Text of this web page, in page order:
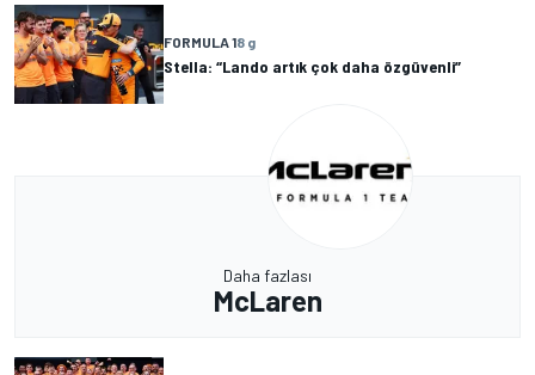
FORMULA 18 g
Stella: “Lando artık çok daha özgüvenli”
Daha fazlası
McLaren